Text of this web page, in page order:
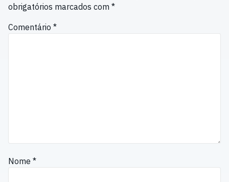
obrigatórios marcados com *
Comentário *
Nome *